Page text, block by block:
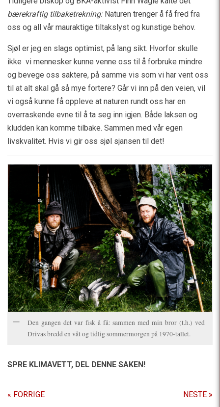
bærekraftig tilbaketrekning: Naturen trenger å få fred fra
oss og all vår mauraktige tiltakslyst og kunstige behov.
Sjøl er jeg en slags optimist, på lang sikt. Hvorfor skulle
ikke vi mennesker kunne venne oss til å forbruke mindre
og bevege oss saktere, på samme vis som vi har vent oss
til at alt skal gå så mye fortere? Går vi inn på den veien, vil
vi også kunne få oppleve at naturen rundt oss har en
overraskende evne til å ta seg inn igjen. Både laksen og
kludden kan komme tilbake. Sammen med vår egen
livskvalitet. Hvis vi gir oss sjøl sjansen til det!
Den gangen det var fisk å få: sammen med min bror (t.h.) ved
Drivas bredd en våt og tidlig sommermorgen på 1970-tallet.
SPRE KLIMAVETT, DEL DENNE SAKEN!
« FORRIGE NESTE »